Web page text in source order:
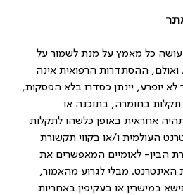
כל מאמץ על מנת לשמור על
ואולם, ההסתדרות הרפואית אינה
יופרע, יינתן כסדרו בלא הפסקות,
תקלות בחומרה, בתוכנה או
אחראית באופן כלשהו לתקלות
העולמית ו/או בקווי תקשורת
הבין- לאומיים המאפשרים את
האינטרנט. מבלי לגרוע מהאמור,
במישרין או בעקיפין באחריות